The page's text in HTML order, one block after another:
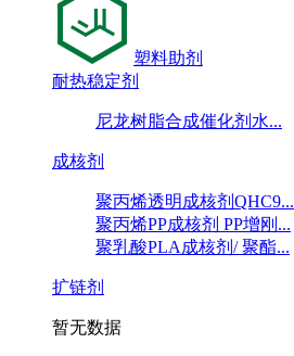
塑料助剂
耐热稳定剂
尼龙树脂合成催化剂水...
成核剂
聚丙烯透明成核剂QHC9...
聚丙烯PP成核剂 PP增刚...
聚乳酸PLA成核剂/ 聚酯...
扩链剂
暂无数据